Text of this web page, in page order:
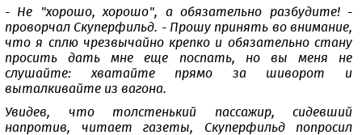
- Не "хорошо, хорошо", а обязательно разбудите! -
проворчал Скуперфильд. - Прошу принять во внимание,
что я сплю чрезвычайно крепко и обязательно стану
просить дать мне еще поспать, но вы меня не
слушайте: хватайте прямо за шиворот и
выталкивайте из вагона.
Увидев, что толстенький пассажир, сидевший
напротив, читает газеты, Скуперфильд попросил